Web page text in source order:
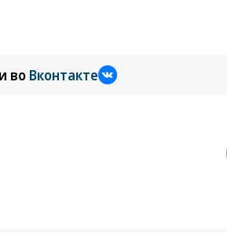
и во Вконтакте